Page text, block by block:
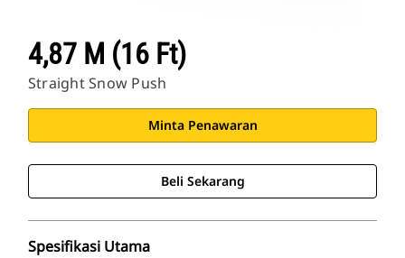
4,87 M (16 Ft)
Straight Snow Push
Minta Penawaran
Beli Sekarang
Spesifikasi Utama